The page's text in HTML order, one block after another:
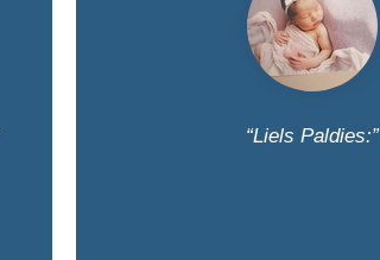
“Liels Paldies:”